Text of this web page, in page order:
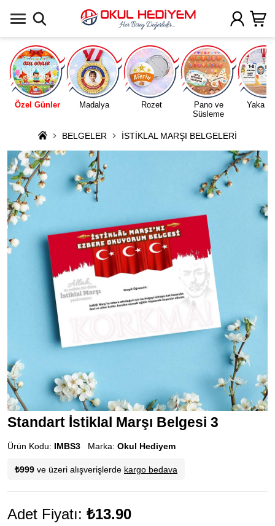
Özel Günler Madalya Rozet
Pano ve
Süsleme
Yaka
BELGELER İSTİKLAL MARŞI BELGELERİ
Standart İstiklal Marşı Belgesi 3
Ürün Kodu: IMBS3 Marka: Okul Hediyem
₺999 ve üzeri alışverişlerde kargo bedava
Adet Fiyatı: ₺13.90
Uygulamada Aç